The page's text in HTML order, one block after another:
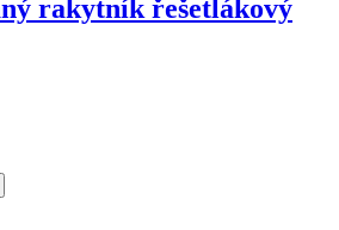
rakytník řešetlákový